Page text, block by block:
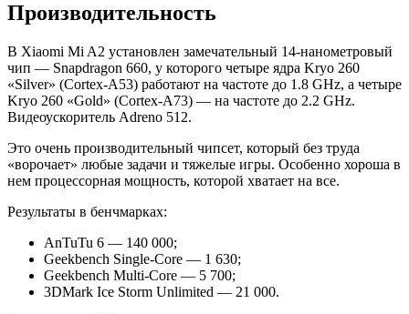
Производительность
В Xiaomi Mi A2 установлен замечательный 14-нанометровый
чип — Snapdragon 660, у которого четыре ядра Kryo 260
«Silver» (Cortex-A53) работают на частоте до 1.8 GHz, а четыре
Kryo 260 «Gold» (Cortex-A73) — на частоте до 2.2 GHz.
Видеоускоритель Adreno 512.
Это очень производительный чипсет, который без труда
«ворочает» любые задачи и тяжелые игры. Особенно хороша в
нем процессорная мощность, которой хватает на все.
Результаты в бенчмарках:
AnTuTu 6 — 140 000;
Geekbench Single-Core — 1 630;
Geekbench Multi-Core — 5 700;
3DMark Ice Storm Unlimited — 21 000.